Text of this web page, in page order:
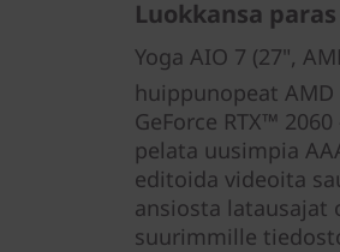
Luokkansa
Yoga AIO 7 (27",
huippunopeat
GeForce RTX™
pelata uusimpia
editoida videoita
ansiosta latausajat
suurimmille